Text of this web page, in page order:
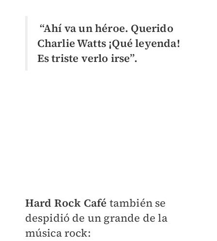
“Ahí va un héroe. Querido
Charlie Watts ¡Qué leyenda!
Es triste verlo irse”.
Hard Rock Café también se
despidió de un grande de la
música rock: